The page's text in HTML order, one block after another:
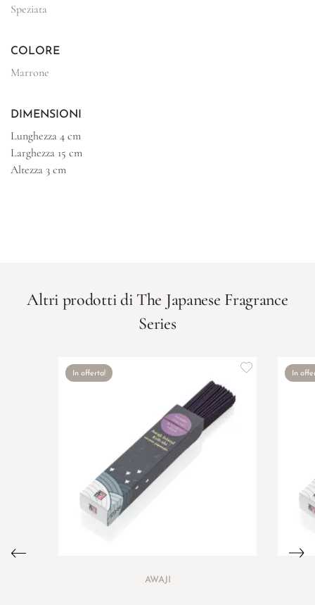
Speziata
COLORE
Marrone
DIMENSIONI
Lunghezza 4 cm
Larghezza 15 cm
Altezza 3 cm
Altri prodotti di The Japanese Fragrance
Series
In offerta!
AWAJI
In